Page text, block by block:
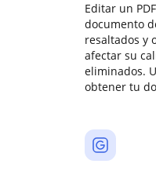
Editar un
documento
resaltados y
afectar su
eliminados.
obtener tu